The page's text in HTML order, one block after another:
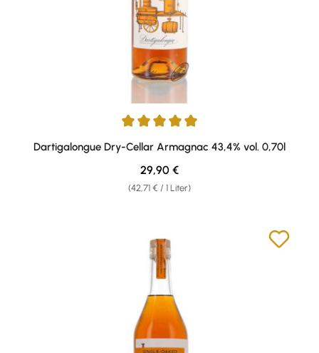
Durchschnittliche Bewertung von 5 von 5 Sternen
Dartigalongue Dry-Cellar Armagnac 43,4% vol. 0,70l
(42,71 € / 1 Liter)
Regulärer Preis:
29,90 €